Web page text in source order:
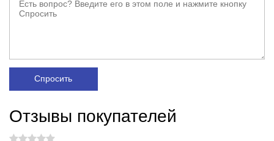
Спросить
Отзывы покупателей